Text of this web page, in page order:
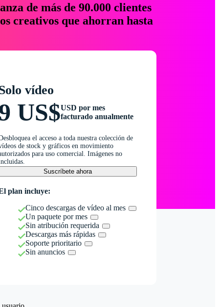
de más de 90.000 clientes
creativos que ahorran hasta
vídeo
US$USD por mes
facturado anualmente
el acceso a toda nuestra colección de
de stock y gráficos en movimiento
para uso comercial. Imágenes no
Suscríbete ahora
plan incluye:
Cinco descargas de vídeo al mes
Un paquete por mes
Sin atribución requerida
Descargas más rápidas
Soporte prioritario
Sin anuncios